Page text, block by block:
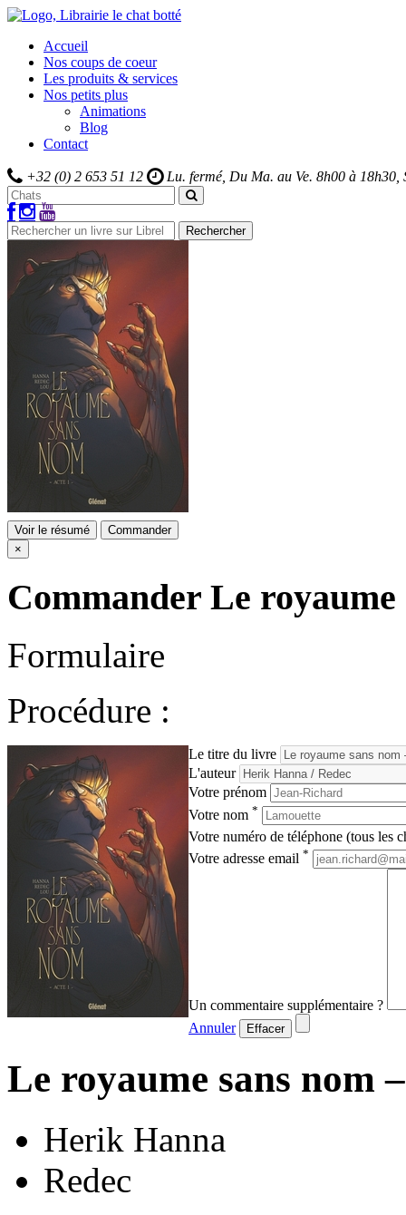
Accueil
Nos coups de coeur
Les produits & services
Nos petits plus
Animations
Blog
Contact
+32 (0) 2 653 51 12 Lu. fermé, Du Ma. au Ve. 8h00 à 18h30,
Rechercher
Voir le résumé
Commander
×
Commander Le royaume
Formulaire
Procédure :
Le titre du livre
L'auteur
Votre prénom
Votre nom *
Votre numéro de téléphone (tous les
Votre adresse email *
Un commentaire supplémentaire ?
Annuler
Effacer
Le royaume sans nom
Herik Hanna
Redec